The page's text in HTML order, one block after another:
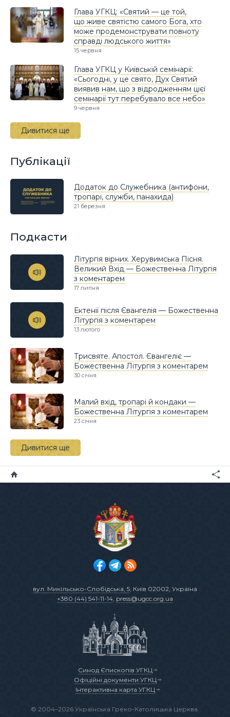
Глава УГКЦ: «Святий — це той,
що живе святістю самого Бога, хто
може продемонструвати повноту
справді людського життя»
15 червня
Глава УГКЦ у Київській семінарії:
«Сьогодні, у це свято, Дух Святий
виявив нам, що з відродженням цієї
семінарії тут перебувало все небо»
9 червня
Дивитися ще
Публікації
Додаток до Служебника (антифони,
тропарі, служби, панахида)
21 березня
Подкасти
Літургія вірних. Херувимська Пісня.
Великий Вхід — Божественна Літургія
з коментарем
17 липня
Ектенії після Євангелія — Божественна
Літургія з коментарем
13 лютого
Трисвяте. Апостол. Євангеліє —
Божественна Літургія з коментарем
30 січня
Малий вхід, тропарі й кондаки —
Божественна Літургія з коментарем
23 січня
Дивитися ще
вул. Микільсько-Слобідська, 5, Київ 02002, Україна
+380 (44) 541-11-14, press@ugcc.org.ua
Синод Єпископів УГКЦ
Офіційні документи УГКЦ
Інтерактивна карта УГКЦ
© 2004–2026 Українська Греко-Католицька Церква.